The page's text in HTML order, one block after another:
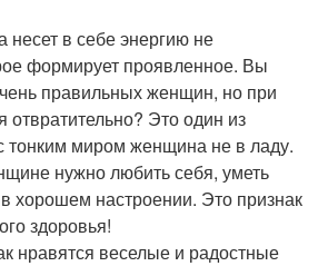
в себе энергию не
формирует проявленное. Вы
правильных женщин, но при
отвратительно? Это один из
тонким миром женщина не в ладу.
нужно любить себя, уметь
хорошем настроении. Это признак
здоровья!
нравятся веселые и радостные